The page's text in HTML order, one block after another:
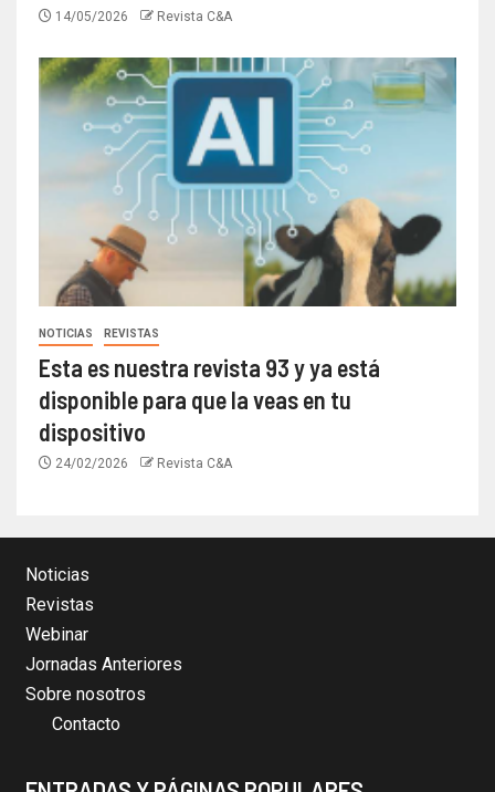
14/05/2026 Revista C&A
NOTICIAS REVISTAS
Esta es nuestra revista 93 y ya está
disponible para que la veas en tu
dispositivo
24/02/2026 Revista C&A
Noticias
Revistas
Webinar
Jornadas Anteriores
Sobre nosotros
Contacto